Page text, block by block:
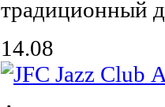
традиционный
14.08